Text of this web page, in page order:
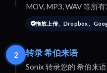
MOV, MP3, WAV 等所有
拖放上传、Dropbox、
2 转录 希伯来语
Sonix 转录您的 希伯来